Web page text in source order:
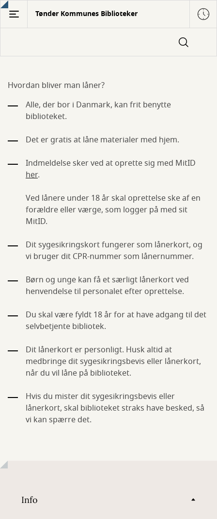
Gå
hovedindhold
Tønder Kommunes Biblioteker
Bliv
låner
Hvordan bliver man låner?
Alle, der bor i Danmark, kan frit benytte
biblioteket.
Det er gratis at låne materialer med hjem.
Indmeldelse sker ved at oprette sig med MitID
her.
Ved lånere under 18 år skal oprettelse ske af en
forældre eller værge, som logger på med sit
MitID.
Dit sygesikringskort fungerer som lånerkort, og
vi bruger dit CPR-nummer som lånernummer.
Børn og unge kan få et særligt lånerkort ved
henvendelse til personalet efter oprettelse.
Du skal være fyldt 18 år for at have adgang til det
selvbetjente bibliotek.
Dit lånerkort er personligt. Husk altid at
medbringe dit sygesikringsbevis eller lånerkort,
når du vil låne på biblioteket.
Hvis du mister dit sygesikringsbevis eller
lånerkort, skal biblioteket straks have besked, så
vi kan spærre det.
Info